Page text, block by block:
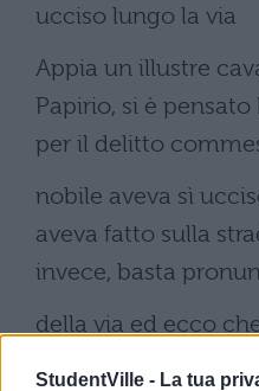
StudentVille - La tua
ucciso lungo la via
Appia un illustre
Papirio, si è
per il delitto
nobile aveva sì
aveva fatto sulla
invece, basta
della via ed ecco
tragedia degna del